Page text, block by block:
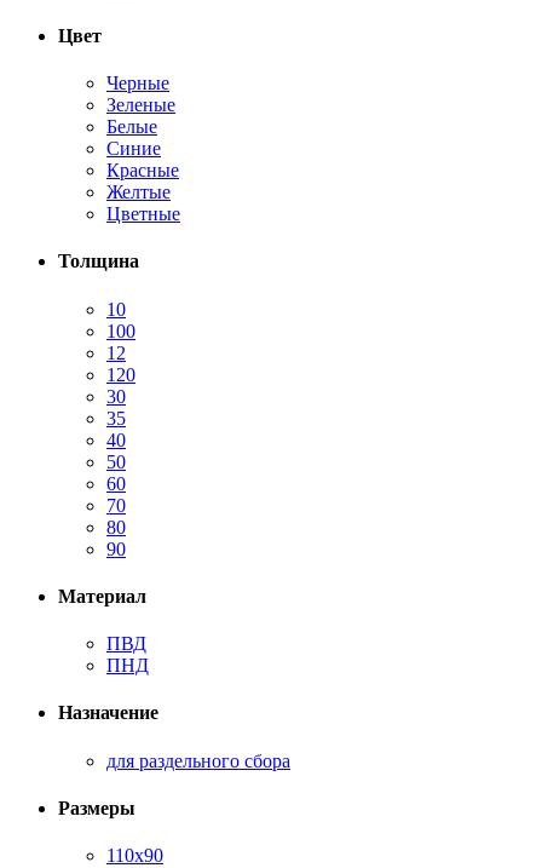
Цвет
Черные
Зеленые
Белые
Синие
Красные
Желтые
Цветные
Толщина
10
100
12
120
30
35
40
50
60
70
80
90
Материал
ПВД
ПНД
Назначение
для раздельного сбора
Размеры
110х90